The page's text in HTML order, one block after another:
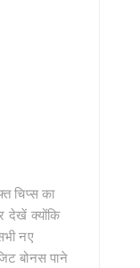
चिप्स का
देखें क्योंकि
नए
बोनस पाने